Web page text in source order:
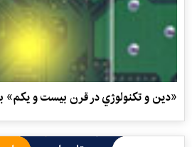
«دين و تكنولوژي در قرن بيست‌ و يكم»